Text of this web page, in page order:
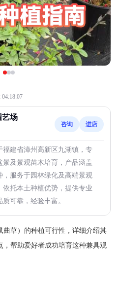
04:18:07
艺场
咨询 进店
福建省漳州高新区九湖镇，专
及景观苗木培育，产品涵盖
服务于园林绿化及高端景观
依托本土种植优势，提供专业
可靠，经验丰富。
曲草）的种植可行性，详细介绍其
，帮助爱好者成功培育这种兼具观